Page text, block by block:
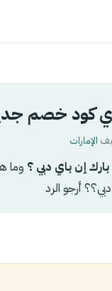
كود خصم
الإمارات
إن باي دبي ؟ وما
أرجو الرد